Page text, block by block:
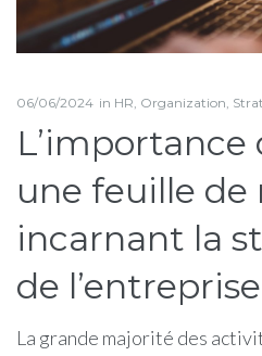
06/06/2024 in HR Organization
L’importance
une feuille de
incarnant la
de l’entreprise
La grande majorité des